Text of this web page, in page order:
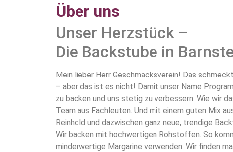
Über uns
Unser Herzstück –
Die Backstube in
Mein lieber Herr Geschmacksverein! Das
– aber das ist es nicht! Damit unser Name
zu backen und uns stetig zu verbessern. Wie wir
Team aus Fachleuten. Und mit einem guten Mix
Reinhold und dazwischen ganz neue, trendige
Wir backen mit hochwertigen Rohstoffen. So
minderwertige Margarine verwenden. Wir finden